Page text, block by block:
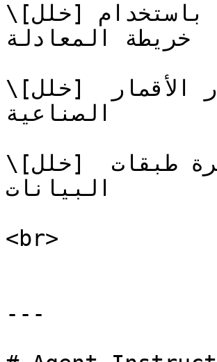
\[خلل] إصلاح الاسترجاع باستخدام `Numpy` العلم لوسم
خريطة المعادلة
\[خلل] تحديث معالجة أخطاء طلب الدُفعات لصور الأقمار
الصناعية
\[خلل] إصلاح روابط العنصر النائب لشجرة طبقات
البيانات
<br>
---